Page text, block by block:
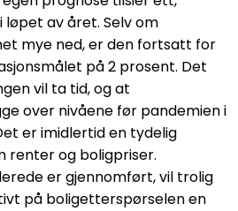
av året. Selv om
mye ned, er den fortsatt for
på 2 prosent. Det
vil ta tid, og at
over nivåene før pandemien i
er imidlertid en tydelig
renter og boligpriser.
er gjennomført, vil trolig
på boligetterspørselen en